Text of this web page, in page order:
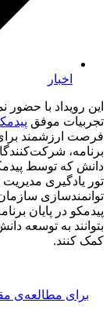
اخبار
تجربیات موفق
فرصت ارزشمند
برنامه،
دانش که توسط
تور یادگیری
توانمندسازی
پیدمکو در پایان
بتوانند به توسعه
کمک کنند.
برای مطالعه‌ی